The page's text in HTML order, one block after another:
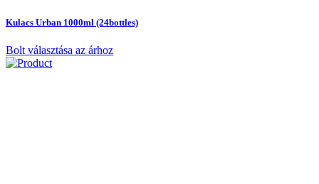
Kulacs Urban 1000ml (24bottles)
Bolt választása az árhoz